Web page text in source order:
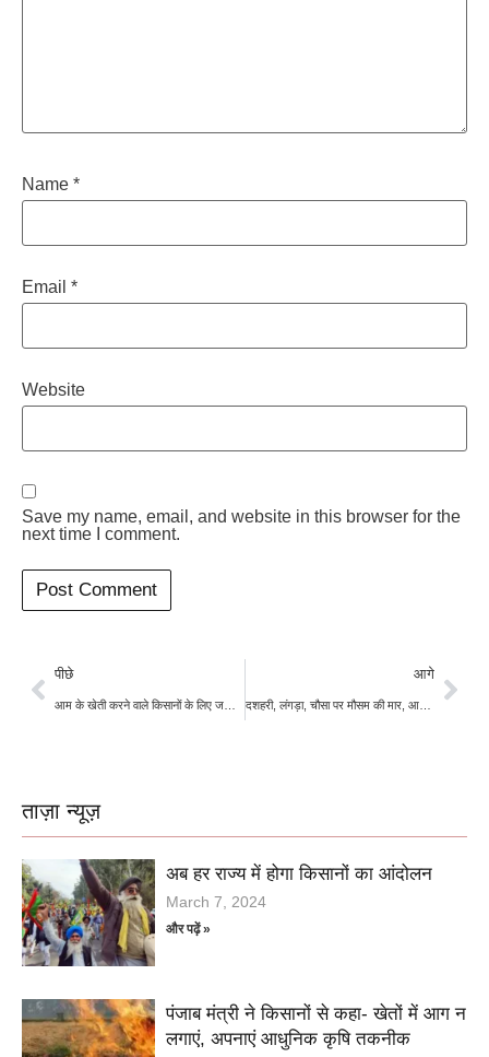
Name *
Email *
Website
Save my name, email, and website in this browser for the
next time I comment.
पीछे आगे
दशहरी, लंगड़ा, चौसा पर मौसम की मार, आम लोगों की पहुंच से दूर होगा आम!
ताज़ा न्यूज़
अब हर राज्य में होगा किसानों का आंदोलन
March 7, 2024
और पढ़ें »
पंजाब मंत्री ने किसानों से कहा- खेतों में आग न
लगाएं, अपनाएं आधुनिक कृषि तकनीक